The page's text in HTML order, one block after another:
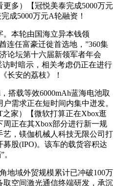
多）【冠悦美泰完成5000万元
成5000万元A轮融资！
本轮由国海立异本钱领
连任富豪迁徙首选地，”360集
论坛第十六届新领军者年会
访时暗示，相关考虑仍正在进行
长安的荔枝》！
载等效6000mAh蓝海电池取
需求正在短时间内集中迸发。
家）【微软打算正在Xbox逛
正在其Xbox部分进行新一规
，镁伽机械人科技无限公司打
股(IPO)。该车的载货容积达
域外贸规模累计已冲破100万
空间激光通信终端研发，承沉